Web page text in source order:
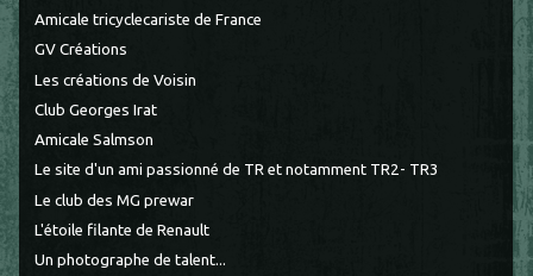
Amicale tricyclecariste de France
GV Créations
Les créations de Voisin
Club Georges Irat
Amicale Salmson
Le site d'un ami passionné de TR et notamment TR2- TR3
Le club des MG prewar
L'étoile filante de Renault
Un photographe de talent...